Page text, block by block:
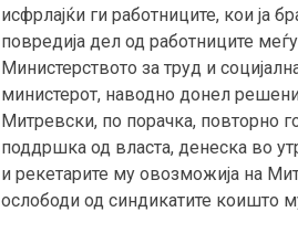
исфрлајќи ги работниците, кои ја
повредија дел од работниците
Министерството за труд и
министерот, наводно донел
Митревски, по порачка, повторно
поддршка од власта, денеска во
и рекетарите му овозможија на
ослободи од синдикатите коишто